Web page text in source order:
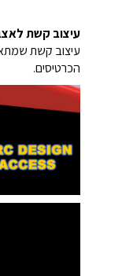
עיצוב קשת
עיצוב קשת
הכרטיסים.